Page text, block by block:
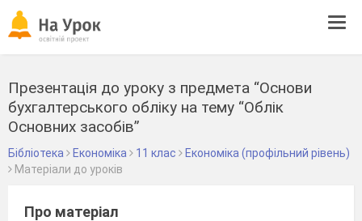
Презентація до уроку з предмета “Основи
бухгалтерського обліку на тему “Облік
Основних засобів”
Бібліотека Економіка 11 клас
Економіка (профільний рівень)
Матеріали до уроків
Про матеріал